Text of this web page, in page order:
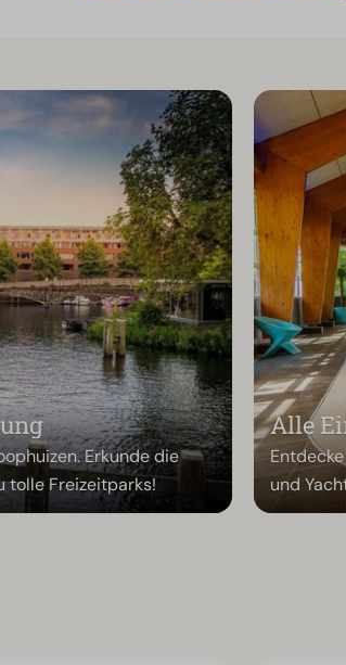
Erkunde die
tolle Freizeitparks!
Alle
und